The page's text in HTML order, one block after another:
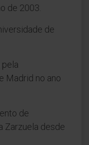
de 2003.
de
Madrid no ano
de
Zarzuela desde